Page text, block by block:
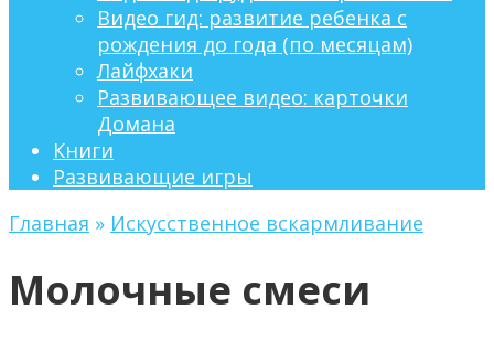
Видео гид: развитие ребенка с
рождения до года (по месяцам)
Лайфхаки
Развивающее видео: карточки
Домана
Книги
Развивающие игры
Главная » Искусственное вскармливание
Молочные смеси